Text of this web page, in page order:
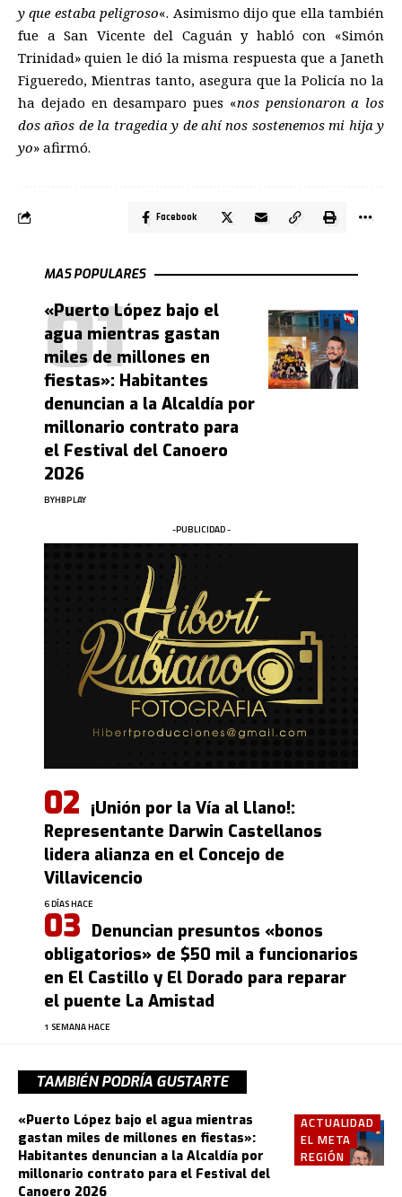
y que estaba peligroso«. Asimismo dijo que ella también
fue a San Vicente del Caguán y habló con «Simón
Trinidad» quien le dió la misma respuesta que a Janeth
Figueredo, Mientras tanto, asegura que la Policía no la
ha dejado en desamparo pues «nos pensionaron a los
dos años de la tragedia y de ahí nos sostenemos mi hija y
yo» afirmó.
Facebook
MAS POPULARES
«Puerto López bajo el
agua mientras gastan
miles de millones en
fiestas»: Habitantes
denuncian a la Alcaldía por
millonario contrato para
el Festival del Canoero
2026
BYHBPLAY
-PUBLICIDAD -
¡Unión por la Vía al Llano!:
Representante Darwin Castellanos
lidera alianza en el Concejo de
Villavicencio
6 DÍAS HACE
Denuncian presuntos «bonos
obligatorios» de $50 mil a funcionarios
en El Castillo y El Dorado para reparar
el puente La Amistad
1 SEMANA HACE
TAMBIÉN PODRÍA GUSTARTE
ACTUALIDAD
EL META
REGIÓN
«Puerto López bajo el agua mientras
gastan miles de millones en fiestas»:
Habitantes denuncian a la Alcaldía por
millonario contrato para el Festival del
Canoero 2026